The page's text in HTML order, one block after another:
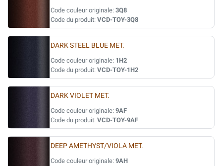
Code couleur originale: 3Q8
Code du produit: VCD-TOY-3Q8
DARK STEEL BLUE MET.
Code couleur originale: 1H2
Code du produit: VCD-TOY-1H2
DARK VIOLET MET.
Code couleur originale: 9AF
Code du produit: VCD-TOY-9AF
DEEP AMETHYST/VIOLA MET.
Code couleur originale: 9AH